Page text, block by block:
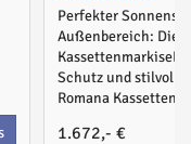
Perfekter
Außenbereich: Die
Schutz und
Romana Kassetten
1.672,- €